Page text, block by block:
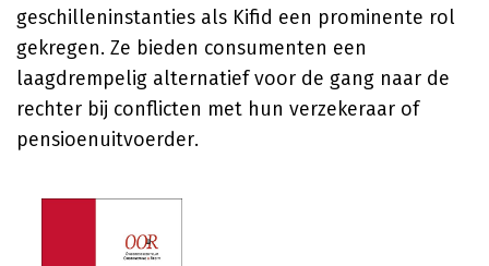
geschilleninstanties als Kifid een prominente rol
gekregen. Ze bieden consumenten een
laagdrempelig alternatief voor de gang naar de
rechter bij conflicten met hun verzekeraar of
pensioenuitvoerder.